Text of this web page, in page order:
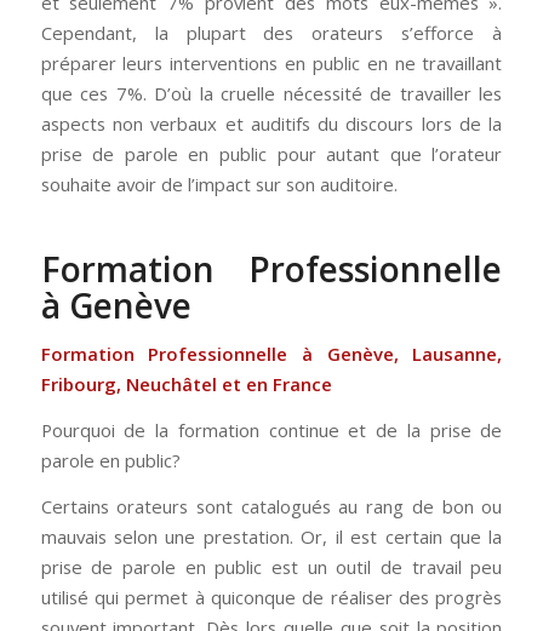
Cependant, la plupart des orateurs s’efforce à
préparer leurs interventions en public en ne travaillant
que ces 7%. D’où la cruelle nécessité de travailler les
aspects non verbaux et auditifs du discours lors de la
prise de parole en public pour autant que l’orateur
souhaite avoir de l’impact sur son auditoire.
Formation Professionnelle
à Genève
Formation Professionnelle à Genève, Lausanne,
Fribourg, Neuchâtel et en France
Pourquoi de la formation continue et de la prise de
parole en public?
Certains orateurs sont catalogués au rang de bon ou
mauvais selon une prestation. Or, il est certain que la
prise de parole en public est un outil de travail peu
utilisé qui permet à quiconque de réaliser des progrès